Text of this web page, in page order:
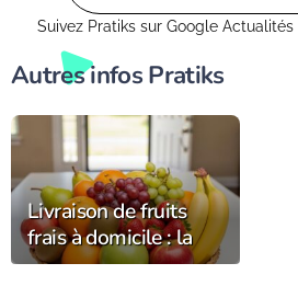
Suivez Pratiks sur Google
Autres infos Pratiks
Livraison de fruits
frais à domicile : la
fraîcheur et la qualité